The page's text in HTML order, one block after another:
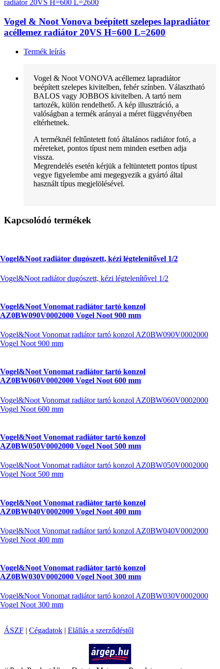
Vogel & Noot Vonova beépített szelepes lapradiátor
acéllemez radiátor 20VS H=600 L=2600
Termék leírás
Vogel & Noot VONOVA acéllemez lapradiátor
beépített szelepes kivitelben, fehér színben. Választható
BALOS vagy JOBBOS kivitelben. A tartó nem
tartozék, külön rendelhető. A kép illusztráció, a
valóságban a termék arányai a méret függvényében
eltérhetnek.
A terméknél feltűntetett fotó általános radiátor fotó, a
méreteket, pontos típust nem minden esetben adja
vissza.
Megrendelés esetén kérjük a feltüntetett pontos típust
vegye figyelembe ami megegyezik a gyártó által
használt típus megjelölésével.
Kapcsolódó termékek
Vogel&Noot radiátor dugószett, kézi légtelenítővel 1/2
Vogel&Noot radiátor dugószett, kézi légtelenítővel 1/2
Vogel&Noot Vonomat radiátor tartó konzol
AZ0BW090V0002000 Vogel Noot 900 mm
Vogel&Noot Vonomat radiátor tartó konzol AZ0BW090V0002000
Vogel Noot 900 mm
Vogel&Noot Vonomat radiátor tartó konzol
AZ0BW060V0002000 Vogel Noot 600 mm
Vogel&Noot Vonomat radiátor tartó konzol AZ0BW060V0002000
Vogel Noot 600 mm
Vogel&Noot Vonomat radiátor tartó konzol
AZ0BW050V0002000 Vogel Noot 500 mm
Vogel&Noot Vonomat radiátor tartó konzol AZ0BW050V0002000
Vogel Noot 500 mm
Vogel&Noot Vonomat radiátor tartó konzol
AZ0BW040V0002000 Vogel Noot 400 mm
Vogel&Noot Vonomat radiátor tartó konzol AZ0BW040V0002000
Vogel Noot 400 mm
Vogel&Noot Vonomat radiátor tartó konzol
AZ0BW030V0002000 Vogel Noot 300 mm
Vogel&Noot Vonomat radiátor tartó konzol AZ0BW030V0002000
Vogel Noot 300 mm
ÁSZF | Cégadatok | Elállás a szerződéstől